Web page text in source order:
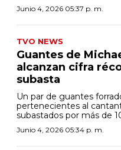
Junio 4, 2026 05:37 p. m.
TVO NEWS
Guantes de
alcanzan cifra
subasta
Un par de guantes
pertenecientes al
subastados por más de
Junio 4, 2026 05:34 p. m.